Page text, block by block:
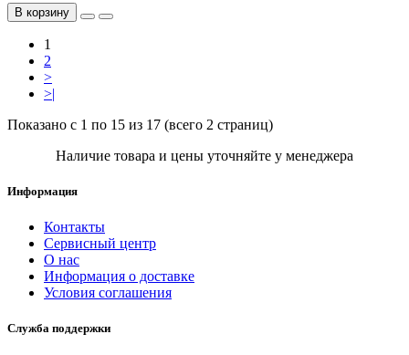
В корзину
1
2
>
>|
Показано с 1 по 15 из 17 (всего 2 страниц)
Наличие товара и цены уточняйте у менеджера
Информация
Контакты
Сервисный центр
О нас
Информация о доставке
Условия соглашения
Служба поддержки